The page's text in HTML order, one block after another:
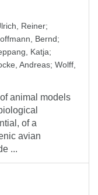
Reiner;
Bernd;
Katja;
Andreas; Wolff,
animal models
of a
avian
...